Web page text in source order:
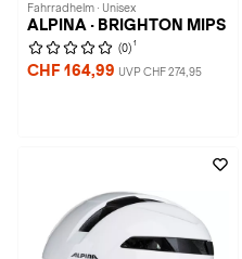
Fahrradhelm · Unisex
ALPINA · BRIGHTON MIPS
(0) 1
CHF 164,99 UVP CHF 274,95